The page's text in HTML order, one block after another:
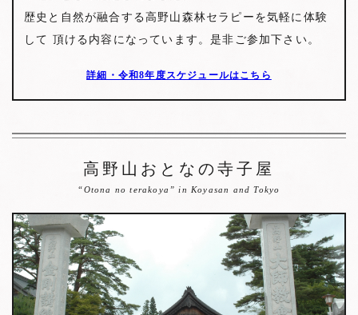
歴史と自然が融合する高野山森林セラピーを気軽に体験
して 頂ける内容になっています。是非ご参加下さい。
詳細・令和8年度スケジュールはこちら
高野山おとなの寺子屋
“Otona no terakoya” in Koyasan and Tokyo